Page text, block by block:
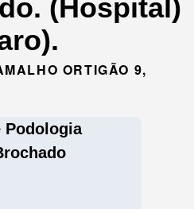
(Hospital)
ORTIGÃO 9,
Podologia